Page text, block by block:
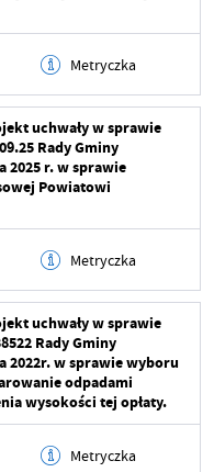
Beata Mamczarz
2025-12-05 08:06:14
Beata Mamczarz
Metryczka
2025-12-05 08:06:13
Beata Mamczarz
uchwały w sprawie
Rady Gminy
2025 r. w sprawie
Powiatowi
Metryczka
uchwały w sprawie
Rady Gminy
2022r. w sprawie wyboru
odpadami
wysokości tej opłaty.
Metryczka